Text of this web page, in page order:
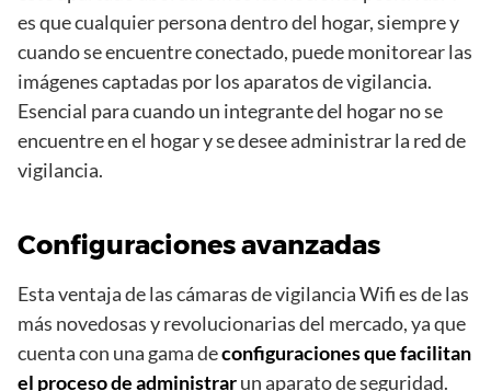
es que cualquier persona dentro del hogar, siempre y
cuando se encuentre conectado, puede monitorear las
imágenes captadas por los aparatos de vigilancia.
Esencial para cuando un integrante del hogar no se
encuentre en el hogar y se desee administrar la red de
vigilancia.
Configuraciones avanzadas
Esta ventaja de las cámaras de vigilancia Wifi es de las
más novedosas y revolucionarias del mercado, ya que
cuenta con una gama deconfiguraciones que facilitan
el proceso de administrarun aparato de seguridad.